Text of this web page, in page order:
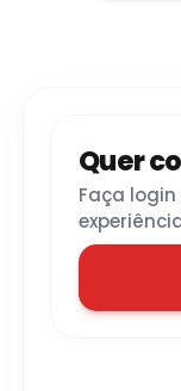
Quer
Faça